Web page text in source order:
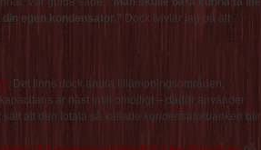
egen kondensator.” Dock tvivlar jag på att
. Det finns dock andra tillämpningsområden,
är näst intill omöjligt – därför använder
att den totala så kallade kondensatorbanken blir